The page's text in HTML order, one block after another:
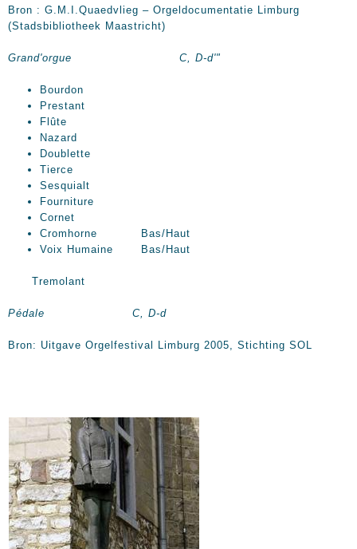
Bron : G.M.I.Quaedvlieg – Orgeldocumentatie Limburg
(Stadsbibliotheek Maastricht)
Grand'orgue C, D-d'"
Bourdon
Prestant
Flûte
Nazard
Doublette
Tierce
Sesquialt
Fourniture
Cornet
Cromhorne Bas/Haut
Voix Humaine Bas/Haut
Tremolant
Pédale C, D-d
Bron: Uitgave Orgelfestival Limburg 2005, Stichting SOL